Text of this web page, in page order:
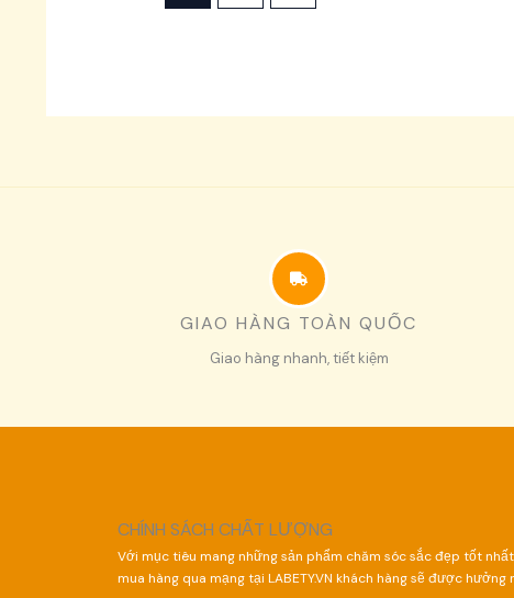
GIAO HÀNG TOÀN QUỐC
Giao hàng nhanh, tiết kiệm
CHÍNH SÁCH CHẤT LƯỢNG
Với mục tiêu mang những sản phẩm chăm sóc sắc đẹp tốt
mua hàng qua mạng tại LABETY.VN khách hàng sẽ được hưởng